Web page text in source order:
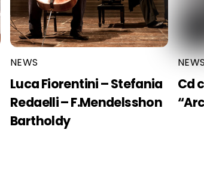
NEWS
Luca Fiorentini – Stefania
Redaelli – F.Mendelsshon
Bartholdy
Cd